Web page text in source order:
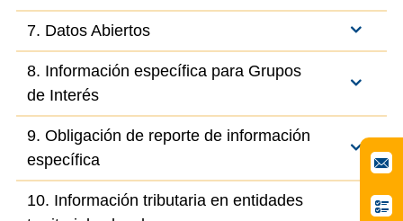
7. Datos Abiertos
8. Información específica para Grupos
de Interés
9. Obligación de reporte de información
específica
10. Información tributaria en entidades